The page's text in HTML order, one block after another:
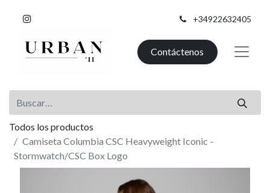
+34922632405
Contáctenos
Todos los productos
Camiseta Columbia CSC Heavyweight Iconic -
Stormwatch/CSC Box Logo